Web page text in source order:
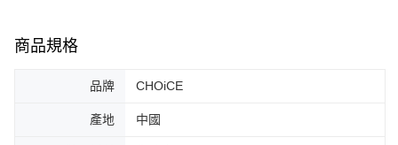
商品規格
品牌 CHOiCE
產地 中國